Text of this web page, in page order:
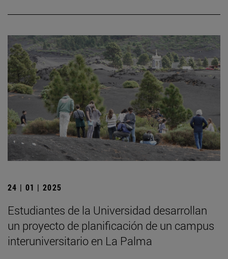
24 | 01 | 2025
Estudiantes de la Universidad desarrollan
un proyecto de planificación de un campus
interuniversitario en La Palma